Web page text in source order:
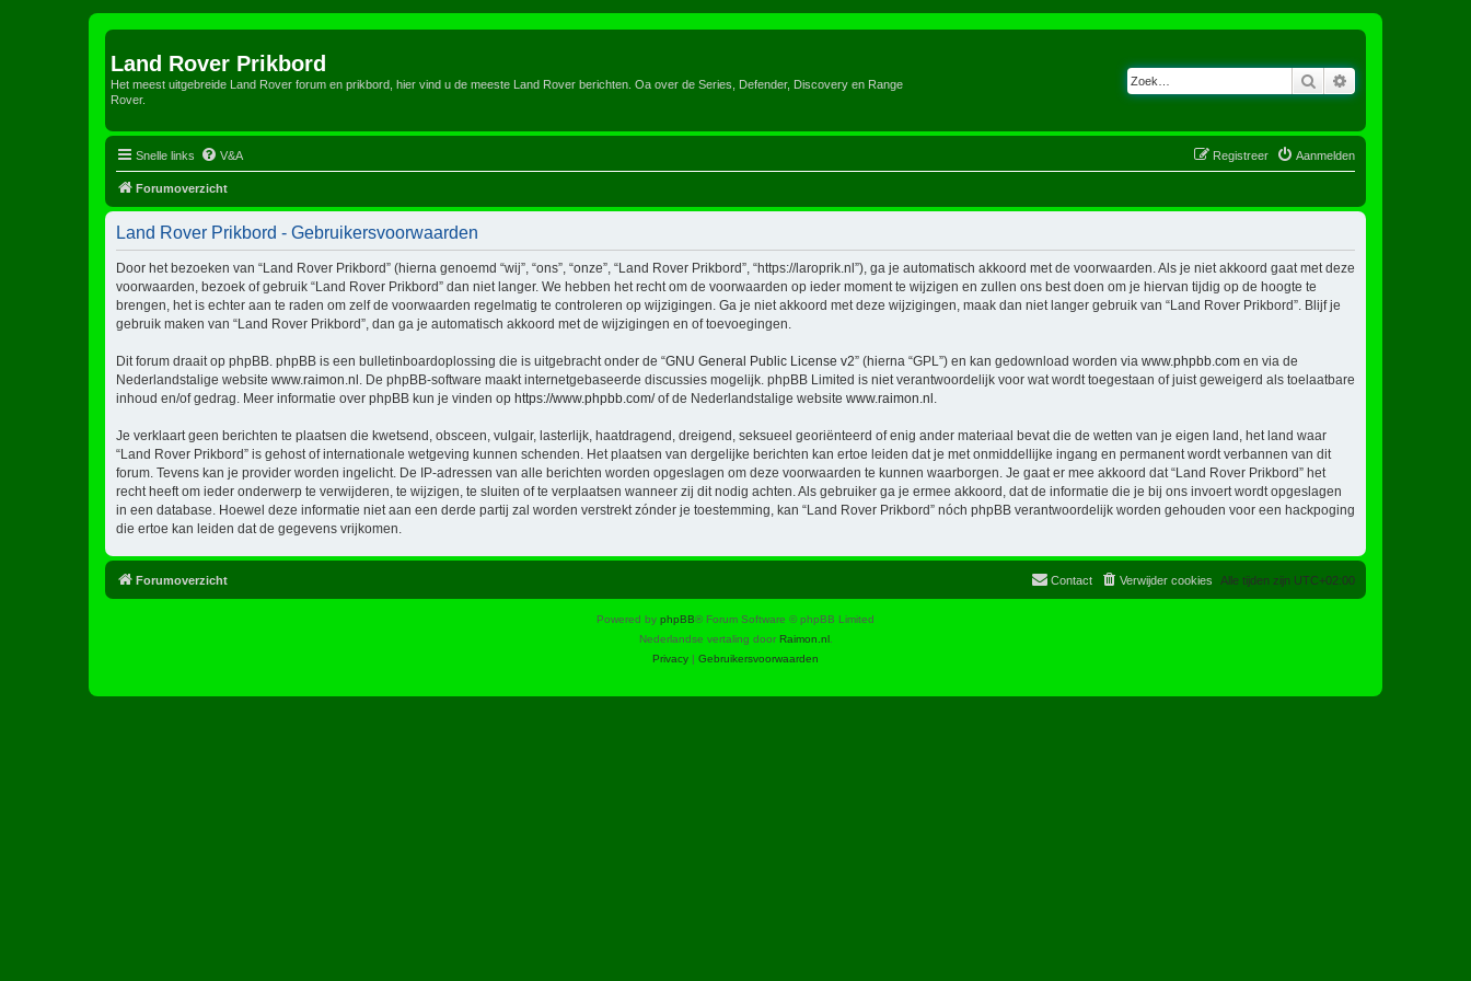
Land Rover Prikbord
Het meest uitgebreide Land Rover forum en prikbord, hier vind u de meeste Land Rover berichten. Oa over de Series, Defender, Discovery en Range
Rover.
Zoek
Snelle links V&A Aanmelden
Registreer
Forumoverzicht
Land Rover Prikbord - Gebruikersvoorwaarden
Door het bezoeken van “Land Rover Prikbord” (hierna genoemd “wij”, “ons”, “onze”, “Land Rover Prikbord”, “https://laroprik.nl”), ga je automatisch akkoord met de voorwaarden. Als je niet akkoord gaat met deze
voorwaarden, bezoek of gebruik “Land Rover Prikbord” dan niet langer. We hebben het recht om de voorwaarden op ieder moment te wijzigen en zullen ons best doen om je hiervan tijdig op de hoogte te
brengen, het is echter aan te raden om zelf de voorwaarden regelmatig te controleren op wijzigingen. Ga je niet akkoord met deze wijzigingen, maak dan niet langer gebruik van “Land Rover Prikbord”. Blijf je
gebruik maken van “Land Rover Prikbord”, dan ga je automatisch akkoord met de wijzigingen en of toevoegingen.
Dit forum draait op phpBB. phpBB is een bulletinboardoplossing die is uitgebracht onder de “GNU General Public License v2” (hierna “GPL”) en kan gedownload worden via www.phpbb.com en via de
Nederlandstalige website www.raimon.nl . De phpBB-software maakt internetgebaseerde discussies mogelijk. phpBB Limited is niet verantwoordelijk voor wat wordt toegestaan of juist geweigerd als toelaatbare
inhoud en/of gedrag. Meer informatie over phpBB kun je vinden op https://www.phpbb.com/of de Nederlandstalige website www.raimon.nl
Je verklaart geen berichten te plaatsen die kwetsend, obsceen, vulgair, lasterlijk, haatdragend, dreigend, seksueel georiënteerd of enig ander materiaal bevat die de wetten van je eigen land, het land waar
“Land Rover Prikbord” is gehost of internationale wetgeving kunnen schenden. Het plaatsen van dergelijke berichten kan ertoe leiden dat je met onmiddellijke ingang en permanent wordt verbannen van dit
forum. Tevens kan je provider worden ingelicht. De IP-adressen van alle berichten worden opgeslagen om deze voorwaarden te kunnen waarborgen. Je gaat er mee akkoord dat “Land Rover Prikbord” het
recht heeft om ieder onderwerp te verwijderen, te wijzigen, te sluiten of te verplaatsen wanneer zij dit nodig achten. Als gebruiker ga je ermee akkoord, dat de informatie die je bij ons invoert wordt opgeslagen
in een database. Hoewel deze informatie niet aan een derde partij zal worden verstrekt zónder je toestemming, kan “Land Rover Prikbord” nóch phpBB verantwoordelijk worden gehouden voor een hackpoging
die ertoe kan leiden dat de gegevens vrijkomen.
Forumoverzicht Alle tijden zijn UTC+02:00
Verwijder cookies
Contact
Powered by phpBB® Forum Software © phpBB Limited
Nederlandse vertaling door Raimon.nl.
Privacy | Gebruikersvoorwaarden